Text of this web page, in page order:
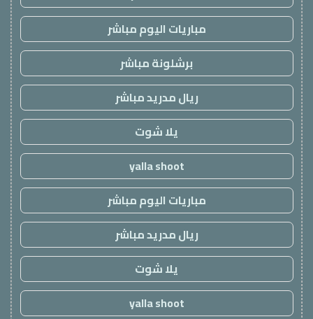
مباريات اليوم مباشر
برشلونة مباشر
ريال مدريد مباشر
يلا شوت
yalla shoot
مباريات اليوم مباشر
ريال مدريد مباشر
يلا شوت
yalla shoot